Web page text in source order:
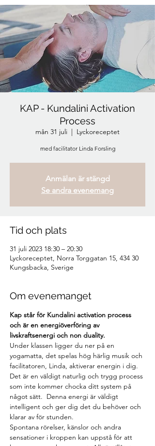
KAP - Kundalini Activation
Process
mån 31 juli
  |
Lyckoreceptet
med facilitator Linda Forsling
Anmälan är stängd
Se andra evenemang
Tid och plats
31 juli 2023 18:30 – 20:30
Lyckoreceptet, Norra Torggatan 15, 434 30
Kungsbacka, Sverige
Om evenemanget
Kap står för Kundalini activation process
och är en energiöverföring av
livskraftsenergi och non duality.
Under klassen ligger du ner på en
yogamatta, det spelas hög härlig musik och
facilitatoren, Linda, aktiverar energin i dig.
Det är en väldigt naturlig och trygg process
som inte kommer chocka ditt system på
något sätt.  Denna energi är väldigt
intelligent och ger dig det du behöver och
klarar av för stunden.
Spontana rörelser, känslor och andra
sensationer i kroppen kan uppstå för att